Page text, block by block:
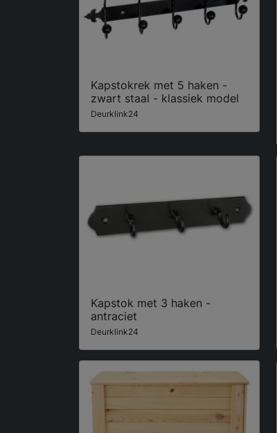
Kapstokrek met 5 haken -
zwart staal - klassiek model
Deurklink24
Kapstok met 3 haken -
antraciet
Deurklink24